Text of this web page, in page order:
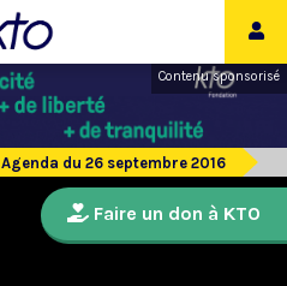
Contenu sponsorisé
Agenda du 26 septembre 2016
Faire un don à KTO